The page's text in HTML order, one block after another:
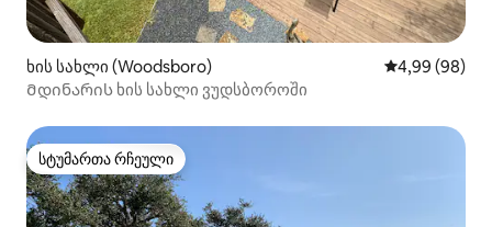
ხის სახლი (Woodsboro) საშუალო
4,99 (98)
Მდინარის ხის სახლი ვუდსბოროში
სტუმართა რჩეული
სტუმართა რჩეული